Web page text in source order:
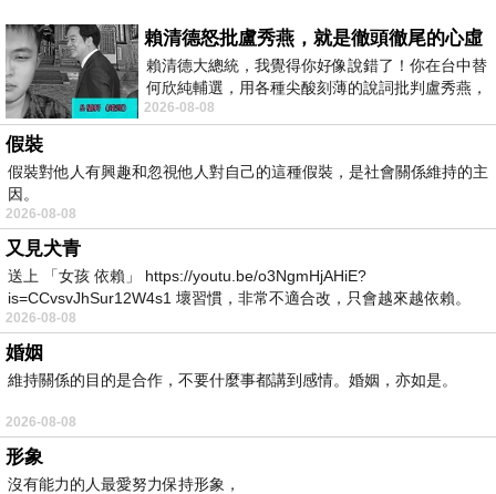
賴清德怒批盧秀燕，就是徹頭徹尾的心虛
賴清德大總統，我覺得你好像說錯了！你在台中替
何欣純輔選，用各種尖酸刻薄的說詞批判盧秀燕，
罵她施政滿意度輸給陳其邁，甚至還說盧
2026-08-08
假裝
假裝對他人有興趣和忽視他人對自己的這種假裝，是社會關係維持的主
因。
2026-08-08
又見犬青
送上 「女孩 依賴」 https://youtu.be/o3NgmHjAHiE?
is=CCvsvJhSur12W4s1 壞習慣，非常不適合改，只會越來越依賴。
我害怕的
2026-08-08
婚姻
維持關係的目的是合作，不要什麼事都講到感情。婚姻，亦如是。
2026-08-08
形象
沒有能力的人最愛努力保持形象，